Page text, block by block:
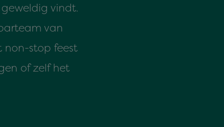
vindt.
van
non-stop feest
of zelf het